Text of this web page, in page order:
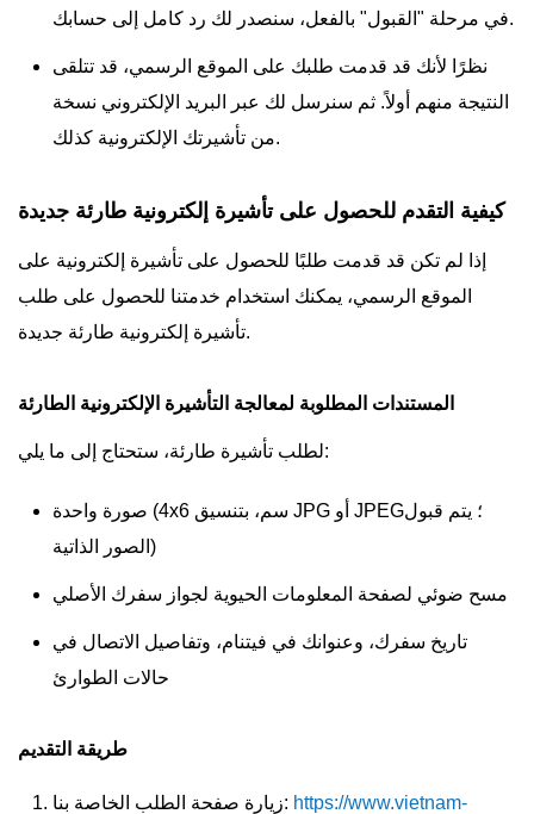
في مرحلة "القبول" بالفعل، سنصدر لك رد كامل إلى حسابك.
نظرًا لأنك قد قدمت طلبك على الموقع الرسمي، قد تتلقى
النتيجة منهم أولاً. ثم سنرسل لك عبر البريد الإلكتروني نسخة
من تأشيرتك الإلكترونية كذلك.
كيفية التقدم للحصول على تأشيرة إلكترونية طارئة جديدة
إذا لم تكن قد قدمت طلبًا للحصول على تأشيرة إلكترونية على
الموقع الرسمي، يمكنك استخدام خدمتنا للحصول على طلب
تأشيرة إلكترونية طارئة جديدة.
المستندات المطلوبة لمعالجة التأشيرة الإلكترونية الطارئة
لطلب تأشيرة طارئة، ستحتاج إلى ما يلي:
صورة واحدة (4x6 سم، بتنسيق JPG أو JPEG؛ يتم قبول
الصور الذاتية)
مسح ضوئي لصفحة المعلومات الحيوية لجواز سفرك الأصلي
تاريخ سفرك، وعنوانك في فيتنام، وتفاصيل الاتصال في
حالات الطوارئ
طريقة التقديم
زيارة صفحة الطلب الخاصة بنا: https://www.vietnam-